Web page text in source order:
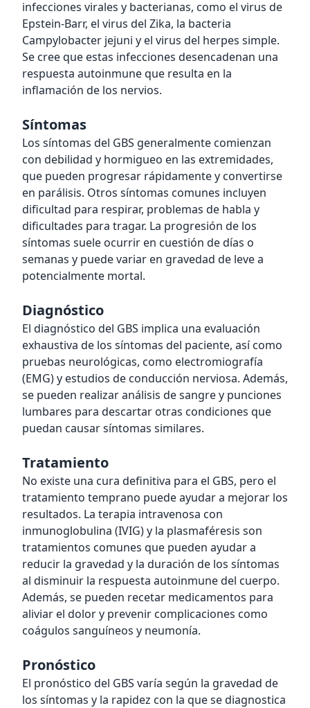
infecciones virales y bacterianas, como el virus de
Epstein-Barr, el virus del Zika, la bacteria
Campylobacter jejuni y el virus del herpes simple.
Se cree que estas infecciones desencadenan una
respuesta autoinmune que resulta en la
inflamación de los nervios.
Síntomas
Los síntomas del GBS generalmente comienzan
con debilidad y hormigueo en las extremidades,
que pueden progresar rápidamente y convertirse
en parálisis. Otros síntomas comunes incluyen
dificultad para respirar, problemas de habla y
dificultades para tragar. La progresión de los
síntomas suele ocurrir en cuestión de días o
semanas y puede variar en gravedad de leve a
potencialmente mortal.
Diagnóstico
El diagnóstico del GBS implica una evaluación
exhaustiva de los síntomas del paciente, así como
pruebas neurológicas, como electromiografía
(EMG) y estudios de conducción nerviosa. Además,
se pueden realizar análisis de sangre y punciones
lumbares para descartar otras condiciones que
puedan causar síntomas similares.
Tratamiento
No existe una cura definitiva para el GBS, pero el
tratamiento temprano puede ayudar a mejorar los
resultados. La terapia intravenosa con
inmunoglobulina (IVIG) y la plasmaféresis son
tratamientos comunes que pueden ayudar a
reducir la gravedad y la duración de los síntomas
al disminuir la respuesta autoinmune del cuerpo.
Además, se pueden recetar medicamentos para
aliviar el dolor y prevenir complicaciones como
coágulos sanguíneos y neumonía.
Pronóstico
El pronóstico del GBS varía según la gravedad de
los síntomas y la rapidez con la que se diagnostica